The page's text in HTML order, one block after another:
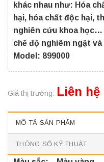
khác nhau như: Hóa
hại, hóa chất độc hại,
nghiên cứu khoa
chế độ nghiêm ngặt và
Model: 899000
Giá thị trường: Liên hệ
MÔ TẢ SẢN PHẨM
THÔNG SỐ KỸ THUẬT